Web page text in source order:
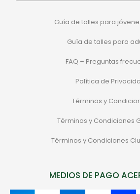
Guía de talles para
Guía de talles para
FAQ – Preguntas
Política de
Términos y
Términos y Condiciones
Términos y Condiciones
MEDIOS DE PAGO